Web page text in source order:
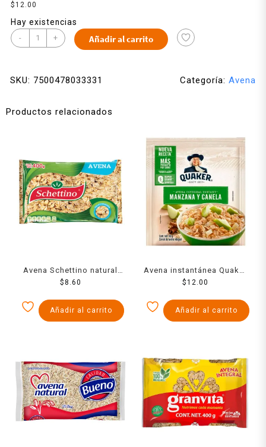
$ 12.00
Hay existencias
- + Añadir al carrito
SKU: 7500478033331 Categoría: Avena
Productos relacionados
Avena Schettino natural
400 g
$ 8.60
Añadir al carrito
Avena instantánea Quaker
manzana y canela 40 g
$12.00
Añadir al carrito